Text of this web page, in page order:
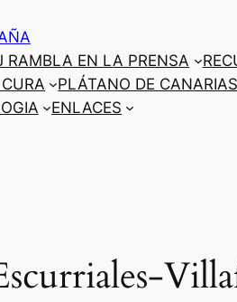
RAMBLA EN LA PRENSA
PLÁTANO DE CANARIAS
ENLACES